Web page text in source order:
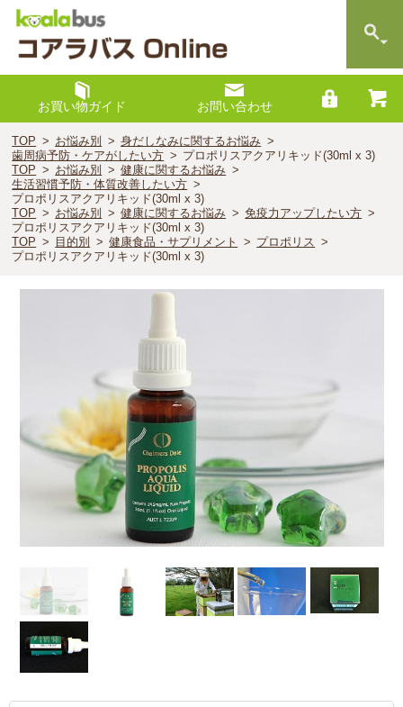
お買い物ガイド お問い合わせ
TOP お悩み別
身だしなみに関するお悩み
歯周病予防・ケアがしたい方
プロポリスアクアリキッド(30ml x 3)
TOP
お悩み別
健康に関するお悩み
生活習慣予防・体質改善したい方
プロポリスアクアリキッド(30ml x 3)
TOP
お悩み別 健康に関するお悩み
免疫力アップしたい方
プロポリスアクアリキッド(30ml x 3)
TOP
目的別 健康食品・サプリメント
プロポリス
プロポリスアクアリキッド(30ml x 3)